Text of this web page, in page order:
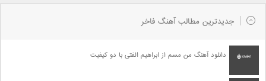
جدیدترین مطالب آهنگ فاخر
دانلود آهنگ من مسم از ابراهیم الفتی با دو کیفیت